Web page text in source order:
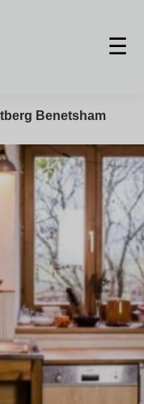
☰
Benetsham